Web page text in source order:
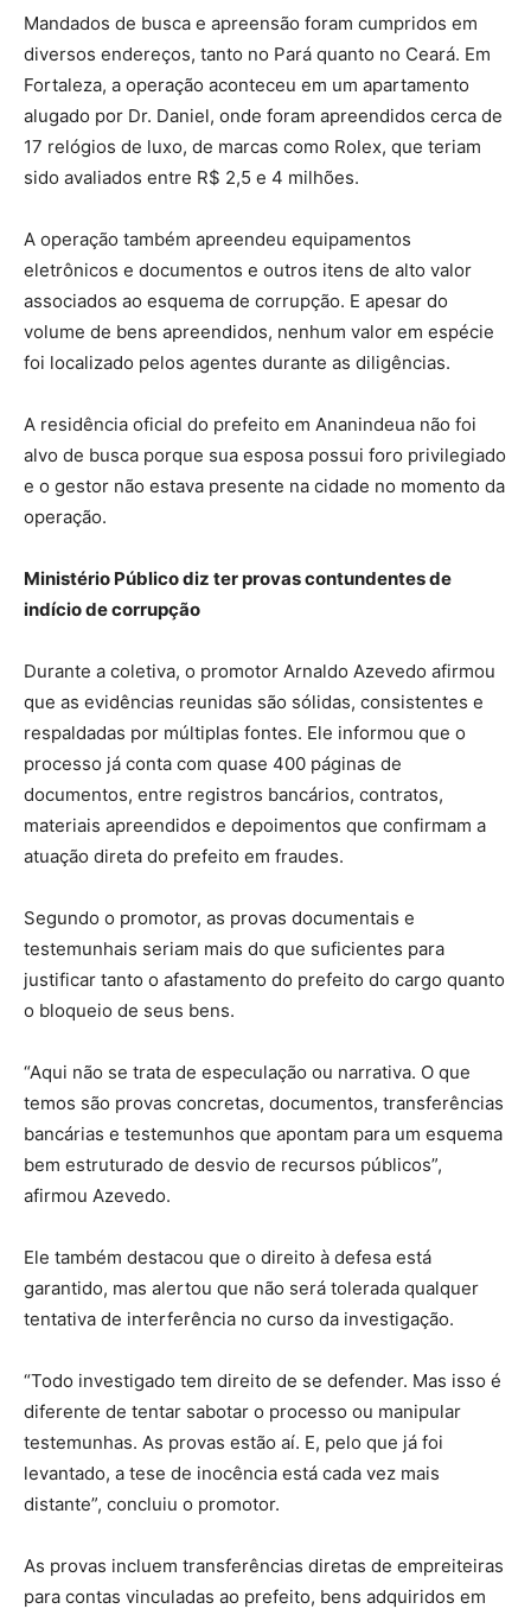
Mandados de busca e apreensão foram cumpridos em
diversos endereços, tanto no Pará quanto no Ceará. Em
Fortaleza, a operação aconteceu em um apartamento
alugado por Dr. Daniel, onde foram apreendidos cerca de
17 relógios de luxo, de marcas como Rolex, que teriam
sido avaliados entre R$ 2,5 e 4 milhões.
A operação também apreendeu equipamentos
eletrônicos e documentos e outros itens de alto valor
associados ao esquema de corrupção. E apesar do
volume de bens apreendidos, nenhum valor em espécie
foi localizado pelos agentes durante as diligências.
A residência oficial do prefeito em Ananindeua não foi
alvo de busca porque sua esposa possui foro privilegiado
e o gestor não estava presente na cidade no momento da
operação.
Ministério Público diz ter provas contundentes de
indício de corrupção
Durante a coletiva, o promotor Arnaldo Azevedo afirmou
que as evidências reunidas são sólidas, consistentes e
respaldadas por múltiplas fontes. Ele informou que o
processo já conta com quase 400 páginas de
documentos, entre registros bancários, contratos,
materiais apreendidos e depoimentos que confirmam a
atuação direta do prefeito em fraudes.
Segundo o promotor, as provas documentais e
testemunhais seriam mais do que suficientes para
justificar tanto o afastamento do prefeito do cargo quanto
o bloqueio de seus bens.
“Aqui não se trata de especulação ou narrativa. O que
temos são provas concretas, documentos, transferências
bancárias e testemunhos que apontam para um esquema
bem estruturado de desvio de recursos públicos”,
afirmou Azevedo.
Ele também destacou que o direito à defesa está
garantido, mas alertou que não será tolerada qualquer
tentativa de interferência no curso da investigação.
“Todo investigado tem direito de se defender. Mas isso é
diferente de tentar sabotar o processo ou manipular
testemunhas. As provas estão aí. E, pelo que já foi
levantado, a tese de inocência está cada vez mais
distante”, concluiu o promotor.
As provas incluem transferências diretas de empreiteiras
para contas vinculadas ao prefeito, bens adquiridos em